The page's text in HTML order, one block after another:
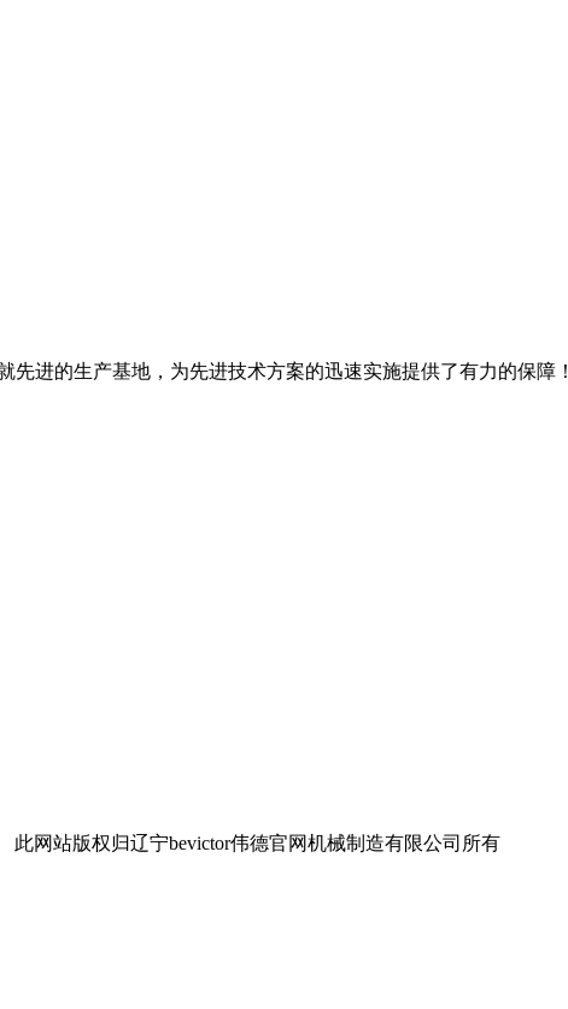
进的生产基地，为先进技术方案的迅速实施提供了有力的保障！
站版权归辽宁bevictor伟德官网机械制造有限公司所有